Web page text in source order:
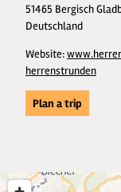
51465 Bergisch
Deutschland
Website:
herrenstrunden
Plan a trip